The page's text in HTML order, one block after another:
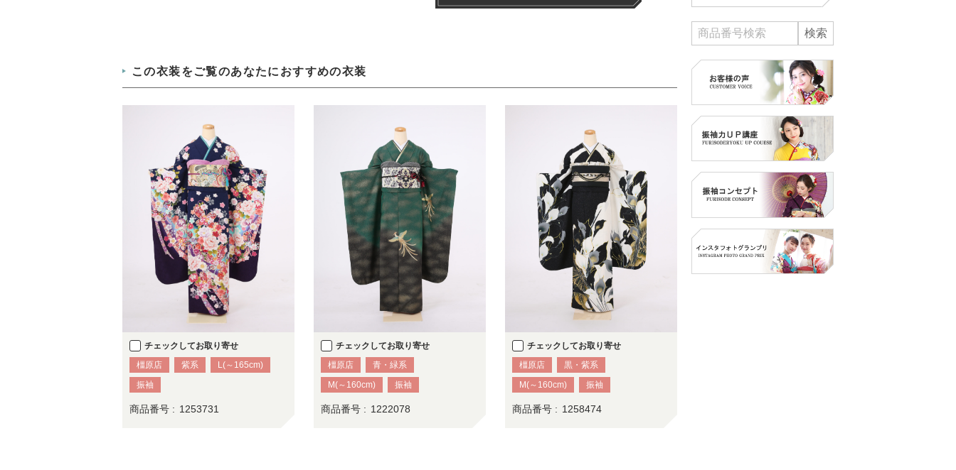
この衣装をご覧のあなたにおすすめの衣装
チェックしてお取り寄せ
橿原店
紫系
L(～165cm)
振袖
商品番号 : 1253731
チェックしてお取り寄せ
橿原店
青・緑系
M(～160cm)
振袖
商品番号 : 1222078
チェックしてお取り寄せ
橿原店
黒・紫系
M(～160cm)
振袖
商品番号 : 1258474